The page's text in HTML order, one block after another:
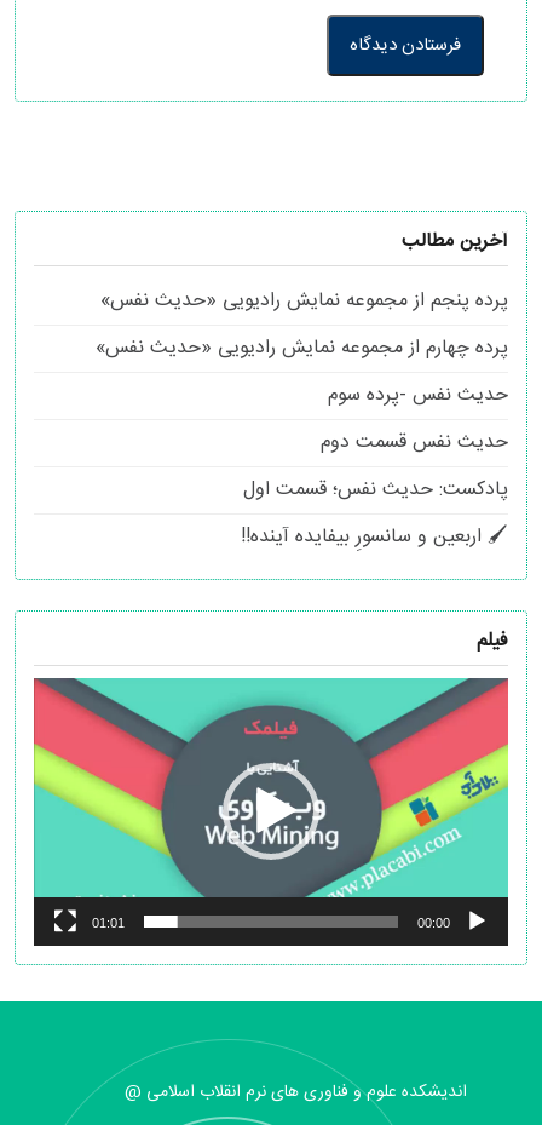
آخرین مطالب
پرده پنجم از مجموعه نمایش رادیویی «حدیث نفس»
پرده چهارم از مجموعه نمایش رادیویی «حدیث نفس»
حدیث نفس -پرده سوم
حدیث نفس قسمت دوم
پادکست: حدیث نفس؛ قسمت اول
🖌 اربعین و سانسورِ بیفایده آینده!!
فیلم
نمایشگر
00:00
01:01
اندیشکده علوم و فناوری های نرم انقلاب اسلامی @